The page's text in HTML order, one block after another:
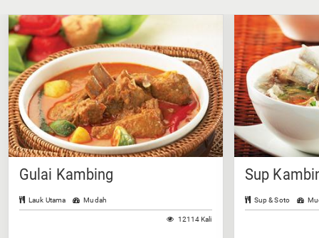
Gulai Kambing
Lauk Utama Mudah
12114 Kali
Sup
Sup & Soto